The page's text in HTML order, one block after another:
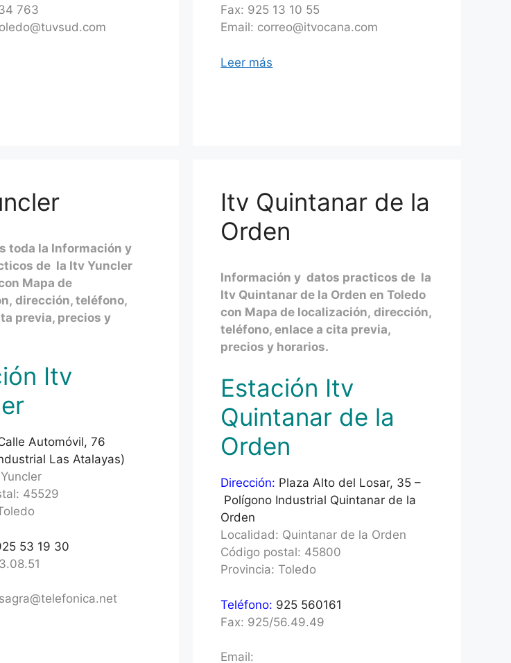
763
Fax: 925 13 10 55
Email: correo@itvocana.com
Leer más
toda la Información y
de la Itv Yuncler
Mapa de
dirección, teléfono,
previa, precios y
Itv
Automóvil, 76
Las Atalayas)
45529
53 19 30
Itv Quintanar de la
Orden
Información y datos practicos de la
Itv Quintanar de la Orden en Toledo
con Mapa de localización, dirección,
teléfono, enlace a cita previa,
precios y horarios.
Estación Itv
Quintanar de la
Orden
Dirección: Plaza Alto del Losar, 35 –
Polígono Industrial Quintanar de la
Orden
Localidad: Quintanar de la Orden
Código postal: 45800
Provincia: Toledo
Teléfono: 925 560161
Fax: 925/56.49.49
Email: